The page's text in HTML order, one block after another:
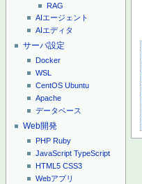
RAG
AIエージェント
AIエディタ
サーバ設定
Docker
WSL
CentOS Ubuntu
Apache
データベース
Web開発
PHP Ruby
JavaScript TypeScript
HTML5 CSS3
Webアプリ